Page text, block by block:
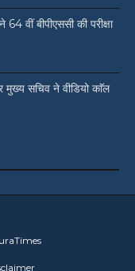
वीं बीपीएससी की परीक्षा
मुख्य सचिव ने वीडियो काॅल